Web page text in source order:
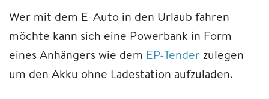
Wer mit dem E-Auto in den Urlaub fahren
möchte kann sich eine Powerbank in Form
eines Anhängers wie dem EP-Tenderzulegen
um den Akku ohne Ladestation aufzuladen.